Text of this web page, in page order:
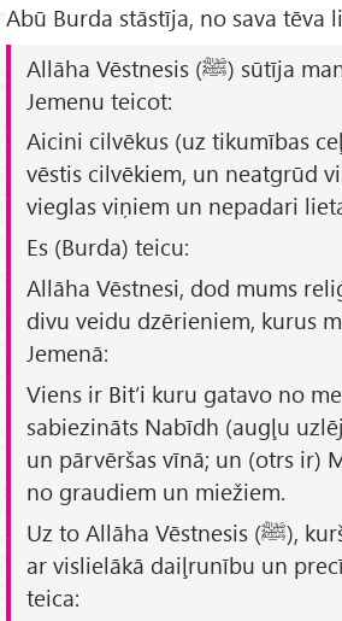
Abū Burda stāstīja, no sava tēva
Allāha Vēstnesis (ﷺ) sūtīja mani un Muadhu uz
Jemenu teicot:
Aicini cilvēkus (uz tikumības
vēstis cilvēkiem, un neatgrūd
vieglas viņiem un nepadari
Es (Burda) teicu:
Allāha Vēstnesi, dod mums
divu veidu dzērieniem, kurus
Jemenā:
Viens ir Bit’i kuru gatavo no
sabiezināts Nabīdh (augļu
un pārvēršas vīnā; un (otrs ir)
no graudiem un miežiem.
Uz to Allāha Vēstnesis (ﷺ), kurš bija apdāvināts
ar vislielākā daiļrunību un
teica: